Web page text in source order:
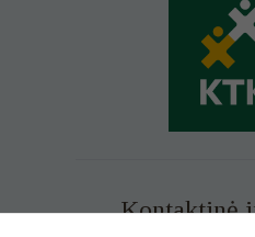
Kontaktinė